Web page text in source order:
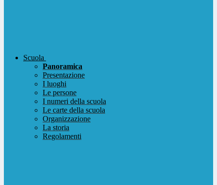
Scuola
Panoramica
Presentazione
I luoghi
Le persone
I numeri della scuola
Le carte della scuola
Organizzazione
La storia
Regolamenti